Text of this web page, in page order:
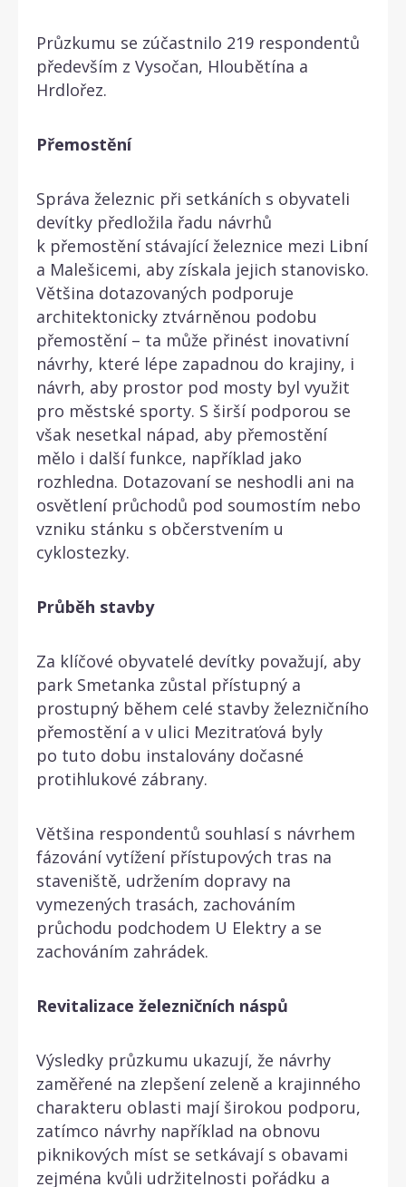
Průzkumu se zúčastnilo 219 respondentů
především z Vysočan, Hloubětína a
Hrdlořez.
Přemostění
Správa železnic při setkáních s obyvateli
devítky předložila řadu návrhů
k přemostění stávající železnice mezi Libní
a Malešicemi, aby získala jejich stanovisko.
Většina dotazovaných podporuje
architektonicky ztvárněnou podobu
přemostění – ta může přinést inovativní
návrhy, které lépe zapadnou do krajiny, i
návrh, aby prostor pod mosty byl využit
pro městské sporty. S širší podporou se
však nesetkal nápad, aby přemostění
mělo i další funkce, například jako
rozhledna. Dotazovaní se neshodli ani na
osvětlení průchodů pod soumostím nebo
vzniku stánku s občerstvením u
cyklostezky.
Průběh stavby
Za klíčové obyvatelé devítky považují, aby
park Smetanka zůstal přístupný a
prostupný během celé stavby železničního
přemostění a v ulici Mezitraťová byly
po tuto dobu instalovány dočasné
protihlukové zábrany.
Většina respondentů souhlasí s návrhem
fázování vytížení přístupových tras na
staveniště, udržením dopravy na
vymezených trasách, zachováním
průchodu podchodem U Elektry a se
zachováním zahrádek.
Revitalizace železničních náspů
Výsledky průzkumu ukazují, že návrhy
zaměřené na zlepšení zeleně a krajinného
charakteru oblasti mají širokou podporu,
zatímco návrhy například na obnovu
piknikových míst se setkávají s obavami
zejména kvůli udržitelnosti pořádku a